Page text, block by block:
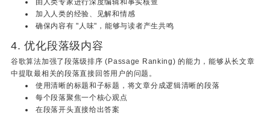
由人类专家进行深度编辑和事实核查
加入人类的经验、见解和情感
确保内容有 "人味"，能够与读者产生共鸣
4. 优化段落级内容
谷歌算法加强了段落级排序 (Passage Ranking) 的能力，能够从长文章
中提取最相关的段落直接回答用户的问题。
使用清晰的标题和子标题，将文章分成逻辑清晰的段落
每个段落聚焦一个核心观点
在段落开头直接给出答案